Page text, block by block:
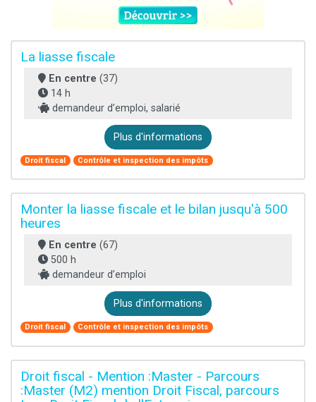
La liasse fiscale
En centre (37)
14 h
demandeur d’emploi, salarié
Plus d'informations
Droit fiscal Contrôle et inspection des impôts
Monter la liasse fiscale et le bilan jusqu'à 500
heures
En centre (67)
500 h
demandeur d’emploi
Plus d'informations
Droit fiscal Contrôle et inspection des impôts
Droit fiscal - Mention :Master - Parcours
:Master (M2) mention Droit Fiscal, parcours